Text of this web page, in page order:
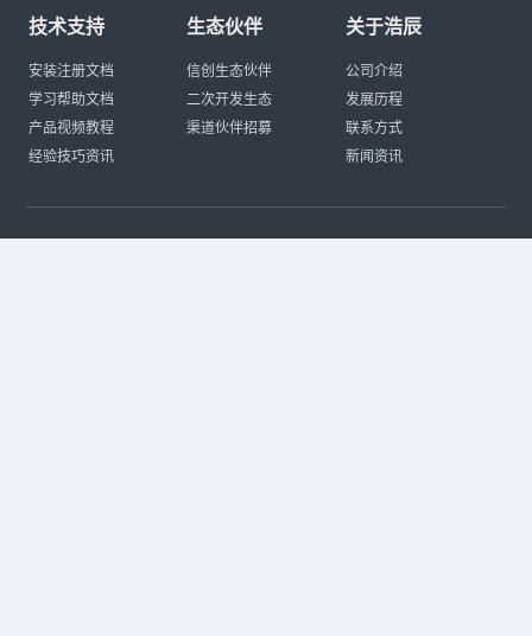
技术支持
安装注册文档
学习帮助文档
产品视频教程
经验技巧资讯
生态伙伴
信创生态伙伴
二次开发生态
渠道伙伴招募
关于浩辰
公司介绍
发展历程
联系方式
新闻资讯